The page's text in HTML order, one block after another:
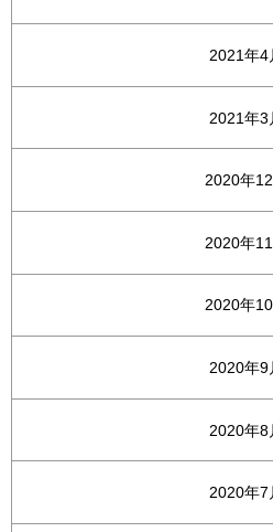
2021年4
2021年3
2020年12
2020年
2020年10
2020年9
2020年8
2020年7